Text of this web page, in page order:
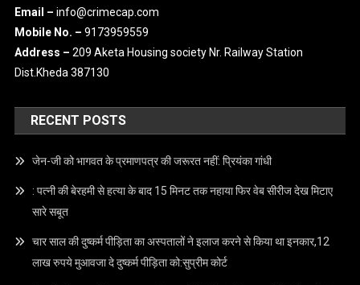
Email –info@crimecap.com
Mobile No. – 9173959559
Address –209 Aketa Housing society Nr. Railway Station
Dist.Kheda 387130
RECENT POSTS
जेन-जी को भागवत के प्रमाणपत्र की जरूरत नहीं: प्रियंका गांधी
: पत्नी की बेरहमी से हत्या के बाद 15 मिनट तक नहाया फिर वेब सीरीज देख मिटाए
सारे सबूत
चार साल की दुष्कर्म पीड़िता का अस्पतालों ने इलाज करने से किया था इनकार,12
लाख रुपये मुआवजा दे दुष्कर्म पीड़िता को:सुप्रीम कोर्ट